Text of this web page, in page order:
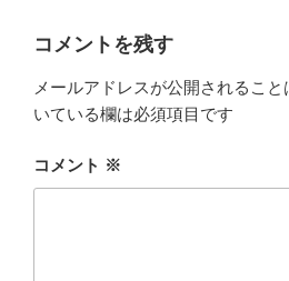
コメントを残す
メールアドレスが公開されること
いている欄は必須項目です
コメント ※